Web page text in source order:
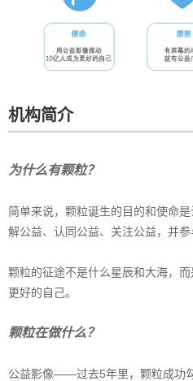
机构简介
为什么有颗粒？
简单来说，颗粒诞生的目的和使命
解公益、认同公益、关注公益，并参
颗粒的征途不是什么星辰和大海，
更好的自己。
颗粒在做什么？
公益影像——过去5年里，颗粒成功